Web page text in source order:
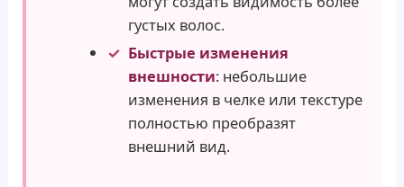
густых волос.
Быстрые изменения
внешности: небольшие
изменения в челке или текстуре
полностью преобразят
внешний вид.